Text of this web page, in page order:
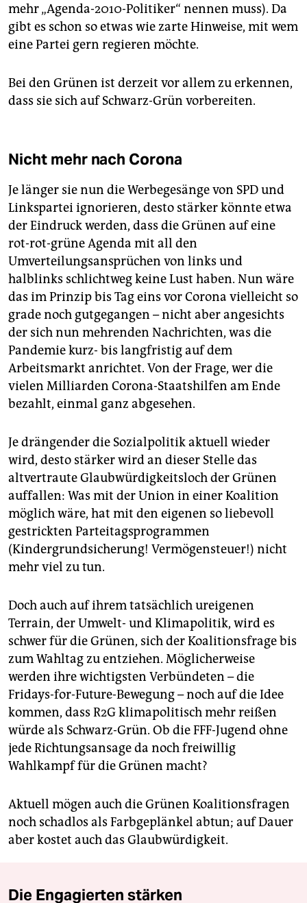
mehr „Agenda-2010-Politiker“ nennen muss). Da
gibt es schon so etwas wie zarte Hinweise, mit wem
eine Partei gern regieren möchte.
Bei den Grünen ist derzeit vor allem zu erkennen,
dass sie sich auf Schwarz-Grün vorbereiten.
Nicht mehr nach Corona
Je länger sie nun die Werbegesänge von SPD und
Linkspartei ignorieren, desto stärker könnte etwa
der Eindruck werden, dass die Grünen auf eine
rot-rot-grüne Agenda mit all den
Umverteilungsansprüchen von links und
halblinks schlichtweg keine Lust haben. Nun wäre
das im Prinzip bis Tag eins vor Corona vielleicht so
grade noch gutgegangen – nicht aber angesichts
der sich nun mehrenden Nachrichten, was die
Pandemie kurz- bis langfristig auf dem
Arbeitsmarkt anrichtet. Von der Frage, wer die
vielen Milliarden Corona-Staatshilfen am Ende
bezahlt, einmal ganz abgesehen.
Je drängender die Sozialpolitik aktuell wieder
wird, desto stärker wird an dieser Stelle das
altvertraute Glaubwürdigkeitsloch der Grünen
auffallen: Was mit der Union in einer Koalition
möglich wäre, hat mit den eigenen so liebevoll
gestrickten Parteitagsprogrammen
(Kindergrundsicherung! Vermögensteuer!) nicht
mehr viel zu tun.
Doch auch auf ihrem tatsächlich ureigenen
Terrain, der Umwelt- und Klimapolitik, wird es
schwer für die Grünen, sich der Koalitionsfrage bis
zum Wahltag zu entziehen. Möglicherweise
werden ihre wichtigsten Verbündeten – die
Fridays-for-Future-Bewegung – noch auf die Idee
kommen, dass R2G klimapolitisch mehr reißen
würde als Schwarz-Grün. Ob die FFF-Jugend ohne
jede Richtungsansage da noch freiwillig
Wahlkampf für die Grünen macht?
Aktuell mögen auch die Grünen Koalitionsfragen
noch schadlos als Farbgeplänkel abtun; auf Dauer
aber kostet auch das Glaubwürdigkeit.
Die Engagierten stärken